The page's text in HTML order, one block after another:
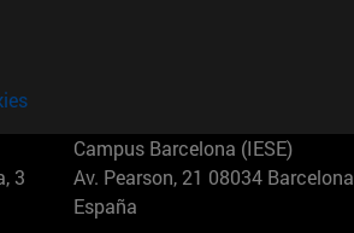
3
Campus Barcelona (IESE)
Av. Pearson, 21 08034 Barcelona
España